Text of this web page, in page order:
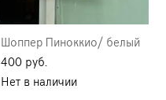
Шоппер Пиноккио/ белый
400 pуб.
Нет в наличии